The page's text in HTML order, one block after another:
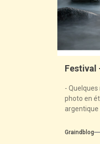
Festival
-
photo en
argentique
Graindblog